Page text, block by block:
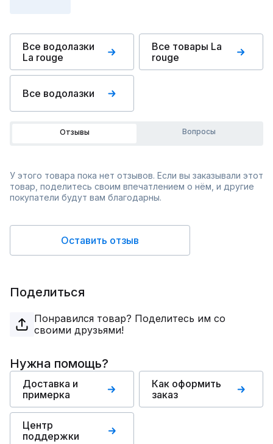
Все водолазки
La rouge
Все товары La
rouge
Все водолазки
Отзывы Вопросы
У этого товара пока нет отзывов. Если вы заказывали этот
товар, поделитесь своим впечатлением о нём, и другие
покупатели будут вам благодарны.
Оставить отзыв
Поделиться
Понравился товар? Поделитесь им со
своими друзьями!
Нужна помощь?
Доставка и
примерка
Как оформить
заказ
Центр
поддержки